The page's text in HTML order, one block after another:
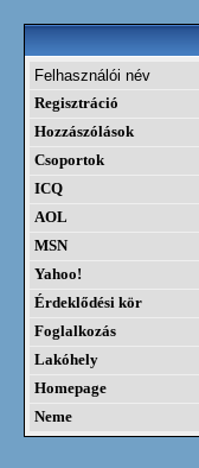
Felhasználói név
Regisztráció
Hozzászólások
Csoportok
ICQ
AOL
MSN
Yahoo!
Érdeklődési kör
Foglalkozás
Lakóhely
Homepage
Neme